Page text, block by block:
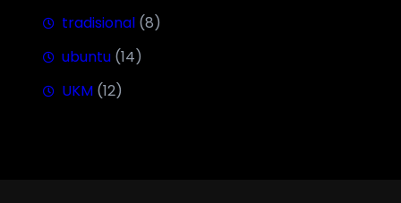
tradisional (8)
ubuntu (14)
UKM (12)